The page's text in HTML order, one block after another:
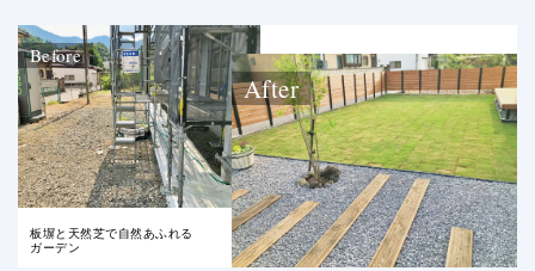
Before
After
板塀と天然芝で自然あふれる
ガーデン